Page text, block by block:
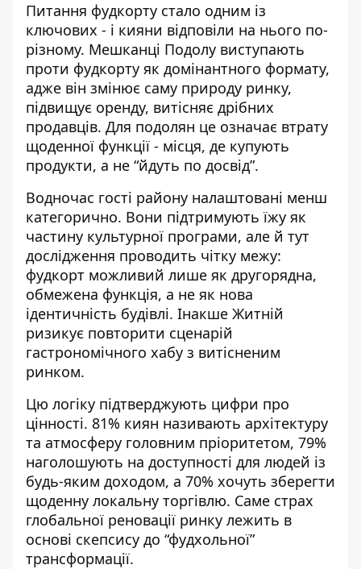
Питання фудкорту стало одним із
ключових - і кияни відповіли на нього по-
різному. Мешканці Подолу виступають
проти фудкорту як домінантного формату,
адже він змінює саму природу ринку,
підвищує оренду, витісняє дрібних
продавців. Для подолян це означає втрату
щоденної функції - місця, де купують
продукти, а не “йдуть по досвід”.
Водночас гості району налаштовані менш
категорично. Вони підтримують їжу як
частину культурної програми, але й тут
дослідження проводить чітку межу:
фудкорт можливий лише як другорядна,
обмежена функція, а не як нова
ідентичність будівлі. Інакше Житній
ризикує повторити сценарій
гастрономічного хабу з витісненим
ринком.
Цю логіку підтверджують цифри про
цінності. 81% киян називають архітектуру
та атмосферу головним пріоритетом, 79%
наголошують на доступності для людей із
будь-яким доходом, а 70% хочуть зберегти
щоденну локальну торгівлю. Саме страх
глобальної реновації ринку лежить в
основі скепсису до “фудхольної”
трансформації.